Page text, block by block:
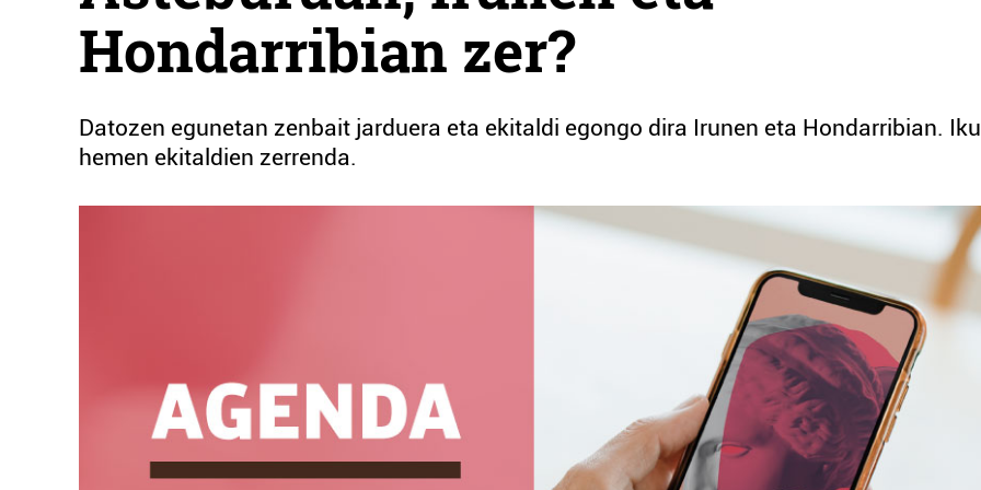
Hondarribian zer?
Datozen egunetan zenbait jarduera eta ekitaldi egongo dira Irunen eta Hondarribian.
hemen ekitaldien zerrenda.